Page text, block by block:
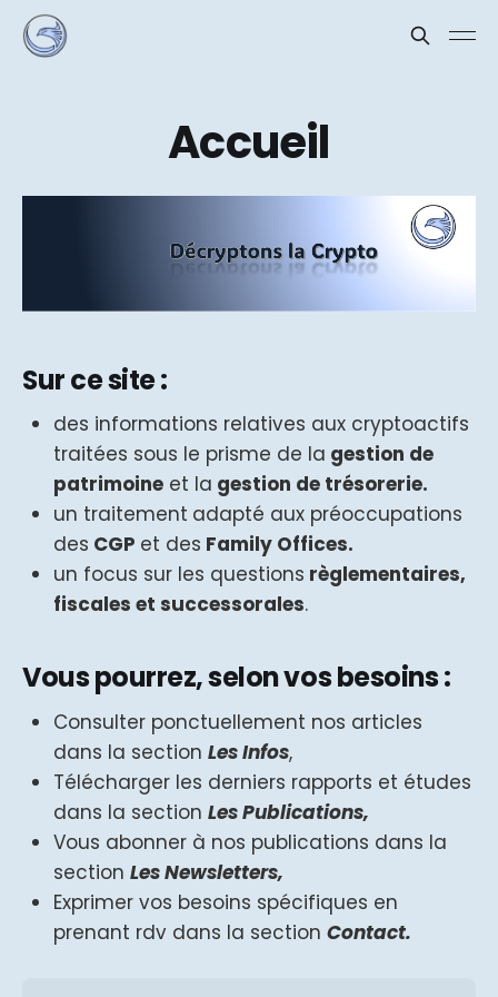
Accueil
Sur ce site :
des informations relatives aux cryptoactifs
traitées sous le prisme de la gestion de
patrimoine et la gestion de trésorerie.
un traitement adapté aux préoccupations
des CGP et des Family Offices.
un focus sur les questions règlementaires,
fiscales et successorales.
Vous pourrez, selon vos besoins :
Consulter ponctuellement nos articles
dans la section Les Infos,
Télécharger les derniers rapports et études
dans la section Les Publications,
Vous abonner à nos publications dans la
section Les Newsletters,
Exprimer vos besoins spécifiques en
prenant rdv dans la section Contact.